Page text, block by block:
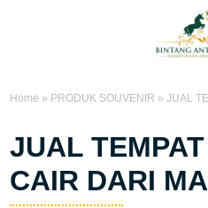
Home » PRODUK SOUVENIR »JUAL
JUAL
CAIR DARI